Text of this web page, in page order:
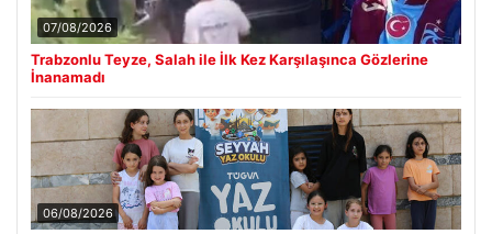
07/08/2026
Trabzonlu Teyze, Salah ile İlk Kez Karşılaşınca Gözlerine
İnanamadı
06/08/2026